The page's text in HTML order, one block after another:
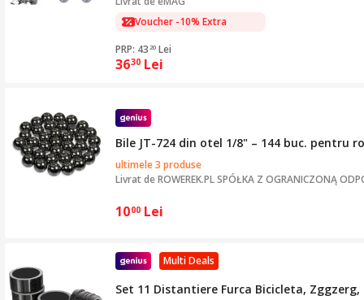
Voucher -10% Extra
PRP: 43 20 Lei
3630 Lei
Bile JT-724 din otel 1/8" – 144 buc. pentru
ultimele 3 produse
Livrat deROWEREK.PL SPÓŁKA Z OGRANICZONĄ
1000 Lei
Multi Deals
Set 11 Distantiere Furca Bicicleta,